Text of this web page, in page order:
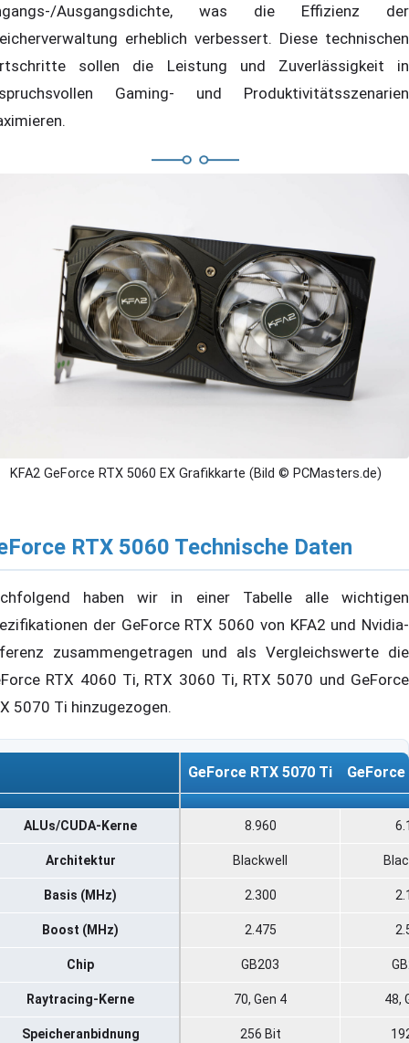
Ausgangsdichte, was die Effizienz der
erheblich verbessert. Diese technischen
sollen die Leistung und Zuverlässigkeit in
Gaming- und Produktivitätsszenarien
KFA2 GeForce RTX 5060 EX Grafikkarte (Bild © PCMasters.de)
RTX 5060 Technische Daten
haben wir in einer Tabelle alle wichtigen
der GeForce RTX 5060 von KFA2 und Nvidia-
zusammengetragen und als Vergleichswerte die
RTX 4060 Ti, RTX 3060 Ti, RTX 5070 und GeForce
5070 Ti hinzugezogen.
GeForce RTX 5070 Ti GeForce
GeForce RTX 5070 Ti GeForce
ALUs/CUDA-Kerne 8.960
Architektur Blackwell
Basis (MHz) 2.300
Boost (MHz) 2.475
Chip GB203
Raytracing-Kerne 70, Gen 4 48,
Speicheranbidnung 256 Bit